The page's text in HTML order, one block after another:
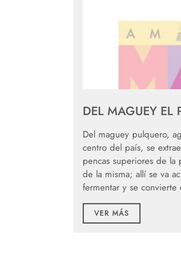
DEL MAGUEY EL
Del maguey pulquero,
centro del país, se
pencas superiores de la
de la misma; allí se va
fermentar y se convierte
VER MÁS